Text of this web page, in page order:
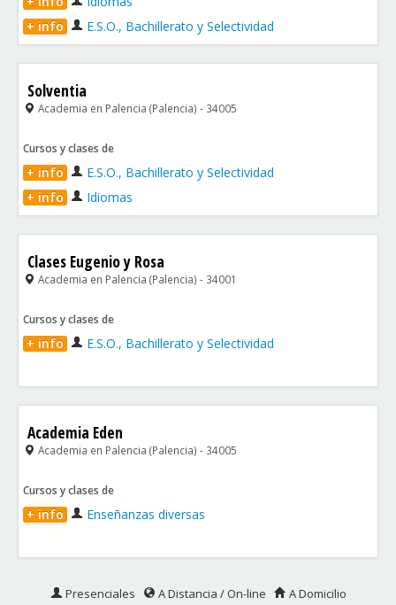
+ info
E.S.O., Bachillerato y Selectividad
Solventia
Academia en Palencia (Palencia) - 34005
Cursos y clases de
+ info
E.S.O., Bachillerato y Selectividad
+ info
Idiomas
Clases Eugenio y Rosa
Academia en Palencia (Palencia) - 34001
Cursos y clases de
+ info E.S.O., Bachillerato y Selectividad
Academia Eden
Academia en Palencia (Palencia) - 34005
Cursos y clases de
+ info Enseñanzas diversas
Presenciales A Distancia / On-line A Domicilio